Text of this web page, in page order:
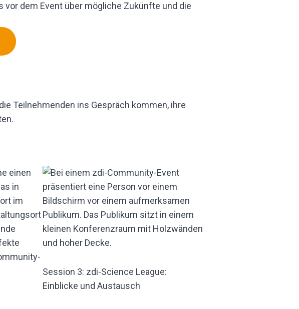
vor dem Event über mögliche Zukünfte und die
Teilnehmenden ins Gespräch kommen, ihre
Session 3: zdi-Science League:
Einblicke und Austausch